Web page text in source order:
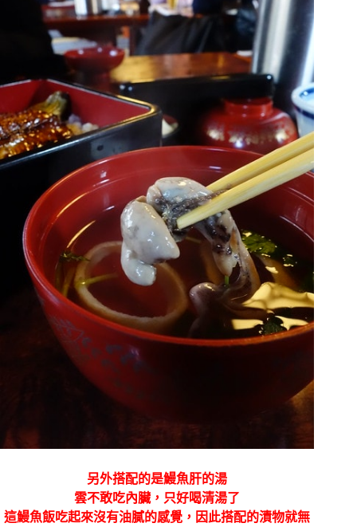
另外搭配的是鰻魚肝的湯
雲不敢吃內臟，只好喝清湯了
這鰻魚飯吃起來沒有油膩的感覺，因此搭配的漬物就無